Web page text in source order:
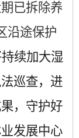
已拆除养
沿途保护
续加大湿
巡查，进
，守护好
发展中心